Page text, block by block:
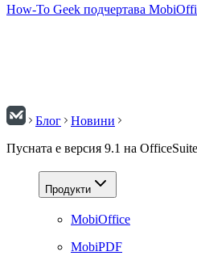
How-To Geek подчертава
Блог
Новини
Пусната е версия 9.1 на OfficeSuite
Продукти
MobiOffice
MobiPDF